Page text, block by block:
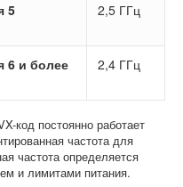
5
2,5 ГГц
6 и более
2,4 ГГц
код постоянно работает
частота для
частота определяется
и лимитами питания.